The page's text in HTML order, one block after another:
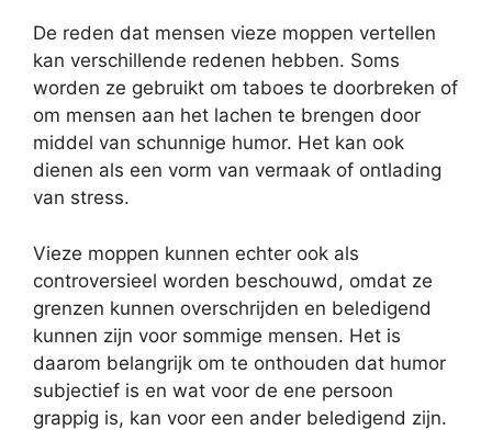
De reden dat mensen vieze moppen vertellen
kan verschillende redenen hebben. Soms
worden ze gebruikt om taboes te doorbreken of
om mensen aan het lachen te brengen door
middel van schunnige humor. Het kan ook
dienen als een vorm van vermaak of ontlading
van stress.
Vieze moppen kunnen echter ook als
controversieel worden beschouwd, omdat ze
grenzen kunnen overschrijden en beledigend
kunnen zijn voor sommige mensen. Het is
daarom belangrijk om te onthouden dat humor
subjectief is en wat voor de ene persoon
grappig is, kan voor een ander beledigend zijn.